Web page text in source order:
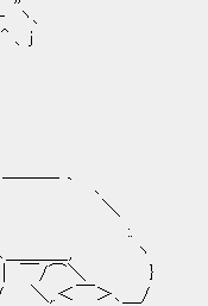
j
￣ ｀ ､
, ´ ＼
:.
､＿＿＿_, ヽ
/ | ￣/⌒＼ }
,.＜￣＞､＿/